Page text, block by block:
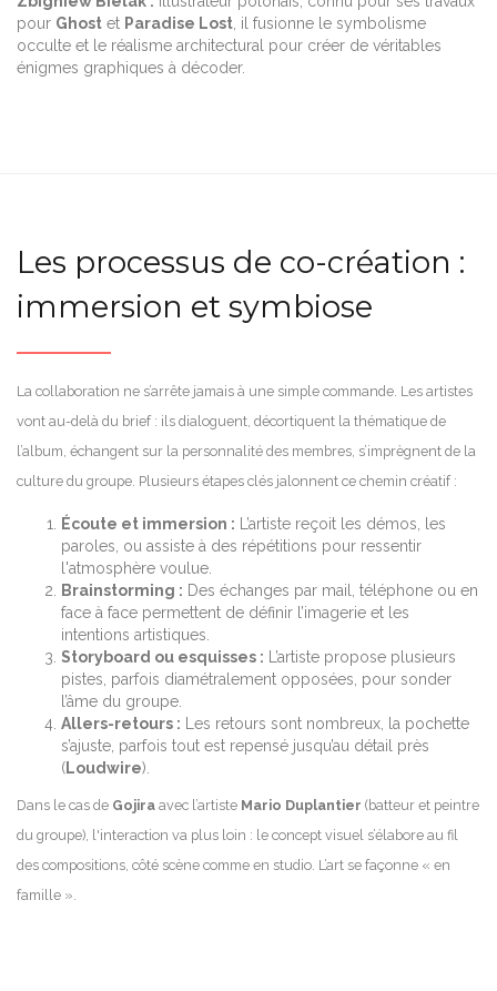
pour Ghost et Paradise Lost , il fusionne le symbolisme
occulte et le réalisme architectural pour créer de véritables
énigmes graphiques à décoder.
Les processus de co-création :
immersion et symbiose
La collaboration ne s’arrête jamais à une simple commande. Les artistes
vont au-delà du brief : ils dialoguent, décortiquent la thématique de
l’album, échangent sur la personnalité des membres, s’imprègnent de la
culture du groupe. Plusieurs étapes clés jalonnent ce chemin créatif :
Écoute et immersion : L’artiste reçoit les démos, les
paroles, ou assiste à des répétitions pour ressentir
l'atmosphère voulue.
Brainstorming : Des échanges par mail, téléphone ou en
face à face permettent de définir l’imagerie et les
intentions artistiques.
Storyboard ou esquisses : L’artiste propose plusieurs
pistes, parfois diamétralement opposées, pour sonder
l’âme du groupe.
Allers-retours : Les retours sont nombreux, la pochette
s’ajuste, parfois tout est repensé jusqu’au détail près
(Loudwire).
Dans le cas de Gojira avec l’artiste Mario Duplantier (batteur et peintre
du groupe), l'interaction va plus loin : le concept visuel s’élabore au fil
des compositions, côté scène comme en studio. L’art se façonne « en
famille ».